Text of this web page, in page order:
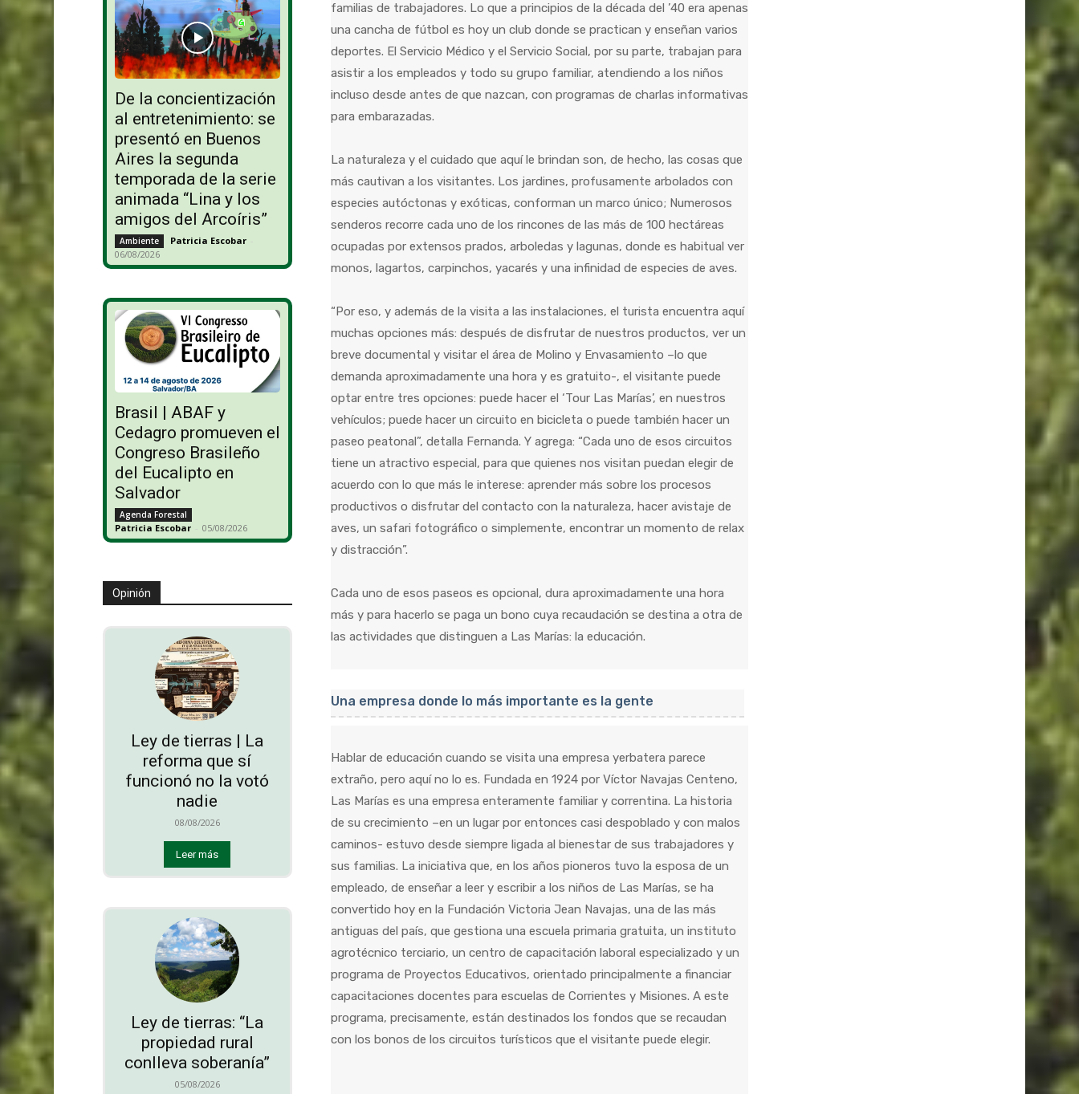
De la concientización
al entretenimiento: se
presentó en Buenos
Aires la segunda
temporada de la serie
animada “Lina y los
amigos del Arcoíris”
Ambiente Patricia Escobar -
06/08/2026
Brasil | ABAF y
Cedagro promueven el
Congreso Brasileño
del Eucalipto en
Salvador
Agenda Forestal
Patricia Escobar - 05/08/2026
Opinión
Ley de tierras | La
reforma que sí
funcionó no la votó
nadie
08/08/2026
Leer más
Ley de tierras: “La
propiedad rural
conlleva soberanía”
05/08/2026
familias de trabajadores. Lo que a principios de la década del ’40 era apenas
una cancha de fútbol es hoy un club donde se practican y enseñan varios
deportes. El Servicio Médico y el Servicio Social, por su parte, trabajan para
asistir a los empleados y todo su grupo familiar, atendiendo a los niños
incluso desde antes de que nazcan, con programas de charlas informativas
para embarazadas.
La naturaleza y el cuidado que aquí le brindan son, de hecho, las cosas que
más cautivan a los visitantes. Los jardines, profusamente arbolados con
especies autóctonas y exóticas, conforman un marco único; Numerosos
senderos recorre cada uno de los rincones de las más de 100 hectáreas
ocupadas por extensos prados, arboledas y lagunas, donde es habitual ver
monos, lagartos, carpinchos, yacarés y una infinidad de especies de aves.
“Por eso, y además de la visita a las instalaciones, el turista encuentra aquí
muchas opciones más: después de disfrutar de nuestros productos, ver un
breve documental y visitar el área de Molino y Envasamiento –lo que
demanda aproximadamente una hora y es gratuito-, el visitante puede
optar entre tres opciones: puede hacer el ‘Tour Las Marías’, en nuestros
vehículos; puede hacer un circuito en bicicleta o puede también hacer un
paseo peatonal”, detalla Fernanda. Y agrega: “Cada uno de esos circuitos
tiene un atractivo especial, para que quienes nos visitan puedan elegir de
acuerdo con lo que más le interese: aprender más sobre los procesos
productivos o disfrutar del contacto con la naturaleza, hacer avistaje de
aves, un safari fotográfico o simplemente, encontrar un momento de relax
y distracción”.
Cada uno de esos paseos es opcional, dura aproximadamente una hora
más y para hacerlo se paga un bono cuya recaudación se destina a otra de
las actividades que distinguen a Las Marías: la educación.
Una empresa donde lo más importante es la gente
Hablar de educación cuando se visita una empresa yerbatera parece
extraño, pero aquí no lo es. Fundada en 1924 por Víctor Navajas Centeno,
Las Marías es una empresa enteramente familiar y correntina. La historia
de su crecimiento –en un lugar por entonces casi despoblado y con malos
caminos- estuvo desde siempre ligada al bienestar de sus trabajadores y
sus familias. La iniciativa que, en los años pioneros tuvo la esposa de un
empleado, de enseñar a leer y escribir a los niños de Las Marías, se ha
convertido hoy en la Fundación Victoria Jean Navajas, una de las más
antiguas del país, que gestiona una escuela primaria gratuita, un instituto
agrotécnico terciario, un centro de capacitación laboral especializado y un
programa de Proyectos Educativos, orientado principalmente a financiar
capacitaciones docentes para escuelas de Corrientes y Misiones. A este
programa, precisamente, están destinados los fondos que se recaudan
con los bonos de los circuitos turísticos que el visitante puede elegir.